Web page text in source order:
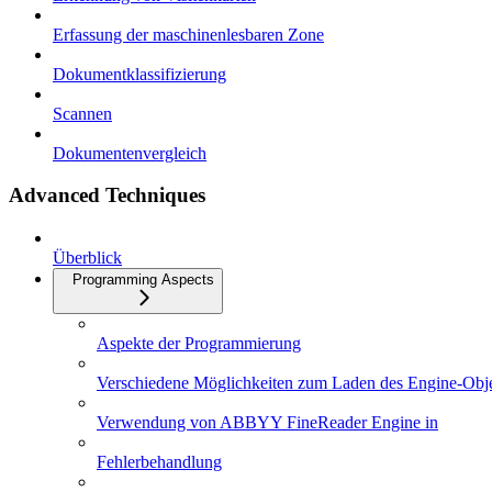
Erfassung der maschinenlesbaren Zone
Dokumentklassifizierung
Scannen
Dokumentenvergleich
Advanced Techniques
Überblick
Programming Aspects
Aspekte der Programmierung
Verschiedene Möglichkeiten zum Laden des Engine-
Verwendung von ABBYY FineReader Engine in
Fehlerbehandlung